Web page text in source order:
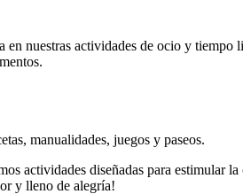
nuestras actividades de ocio y tiempo
manualidades, juegos y paseos.
actividades diseñadas para estimular
y lleno de alegría!